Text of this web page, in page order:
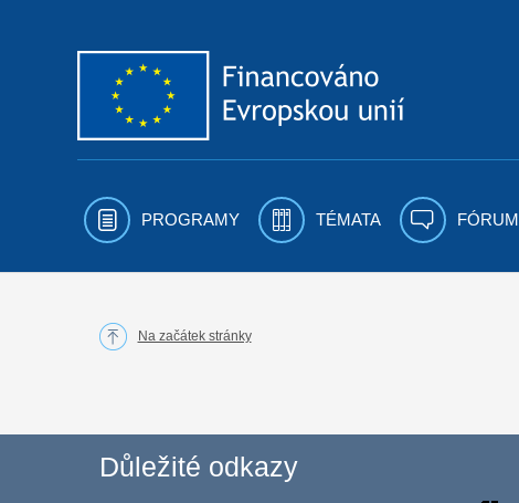
PROGRAMY TÉMATA FÓRUM
Na začátek stránky
Důležité odkazy